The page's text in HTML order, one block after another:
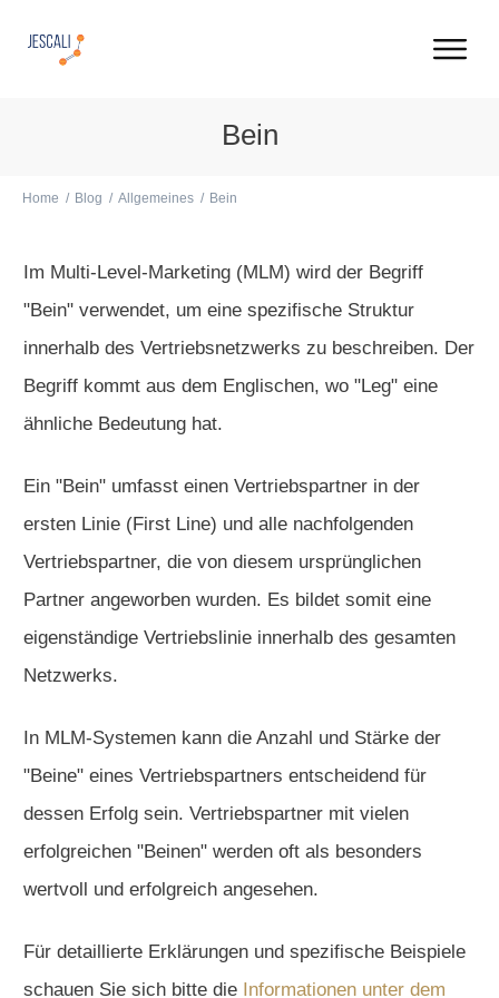
Bein
Home / Blog / Allgemeines / Bein
Im Multi-Level-Marketing (MLM) wird der Begriff
"Bein" verwendet, um eine spezifische Struktur
innerhalb des Vertriebsnetzwerks zu beschreiben. Der
Begriff kommt aus dem Englischen, wo "Leg" eine
ähnliche Bedeutung hat.
Ein "Bein" umfasst einen Vertriebspartner in der
ersten Linie (First Line) und alle nachfolgenden
Vertriebspartner, die von diesem ursprünglichen
Partner angeworben wurden. Es bildet somit eine
eigenständige Vertriebslinie innerhalb des gesamten
Netzwerks.
In MLM-Systemen kann die Anzahl und Stärke der
"Beine" eines Vertriebspartners entscheidend für
dessen Erfolg sein. Vertriebspartner mit vielen
erfolgreichen "Beinen" werden oft als besonders
wertvoll und erfolgreich angesehen.
Für detaillierte Erklärungen und spezifische Beispiele
schauen Sie sich bitte die Informationen unter dem